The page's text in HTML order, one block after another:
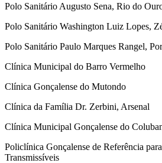
Polo Sanitário Augusto Sena, Rio do
Polo Sanitário Washington Luiz Lopes,
Polo Sanitário Paulo Marques Rangel,
Clínica Municipal do Barro Vermelho
Clínica Gonçalense do Mutondo
Clínica da Família Dr. Zerbini, Arsenal
Clínica Municipal Gonçalense do
Policlínica Gonçalense de Referência
Transmissíveis